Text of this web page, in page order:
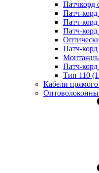
Патчкорд
Патч-
Патч-
Патч-
Патч-
Патч-
Тип 110
Кабели